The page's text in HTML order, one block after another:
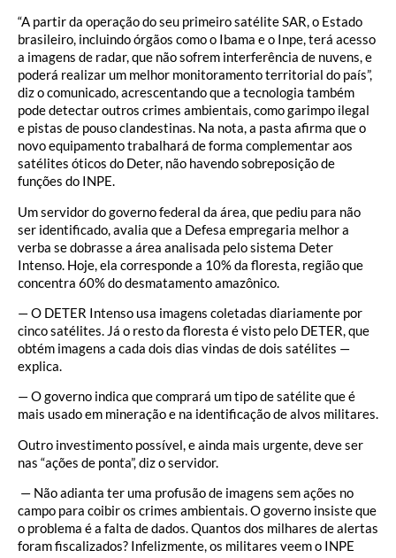
“A partir da operação do seu primeiro satélite SAR, o Estado
brasileiro, incluindo órgãos como o Ibama e o Inpe, terá acesso
a imagens de radar, que não sofrem interferência de nuvens, e
poderá realizar um melhor monitoramento territorial do país”,
diz o comunicado, acrescentando que a tecnologia também
pode detectar outros crimes ambientais, como garimpo ilegal
e pistas de pouso clandestinas. Na nota, a pasta afirma que o
novo equipamento trabalhará de forma complementar aos
satélites óticos do Deter, não havendo sobreposição de
funções do INPE.
Um servidor do governo federal da área, que pediu para não
ser identificado, avalia que a Defesa empregaria melhor a
verba se dobrasse a área analisada pelo sistema Deter
Intenso. Hoje, ela corresponde a 10% da floresta, região que
concentra 60% do desmatamento amazônico.
— O DETER Intenso usa imagens coletadas diariamente por
cinco satélites. Já o resto da floresta é visto pelo DETER, que
obtém imagens a cada dois dias vindas de dois satélites —
explica.
— O governo indica que comprará um tipo de satélite que é
mais usado em mineração e na identificação de alvos militares.
Outro investimento possível, e ainda mais urgente, deve ser
nas “ações de ponta”, diz o servidor.
— Não adianta ter uma profusão de imagens sem ações no
campo para coibir os crimes ambientais. O governo insiste que
o problema é a falta de dados. Quantos dos milhares de alertas
foram fiscalizados? Infelizmente, os militares veem o INPE